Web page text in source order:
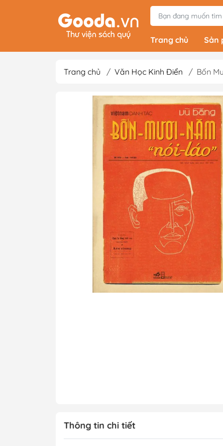
Trang chủ
Sản
Light Novels - Tản
Giả Tưởng - Kinh
Thám
Văn Học Kinh Điển
Xem thêm
Sách Ehon &
Thiếu Nhi
Tô Màu - Luyện
Kiến Thức Bách
Trẻ
Xem thêm
Trang chủ / Văn Học Kinh Điển / Bốn
Thông tin chi tiết